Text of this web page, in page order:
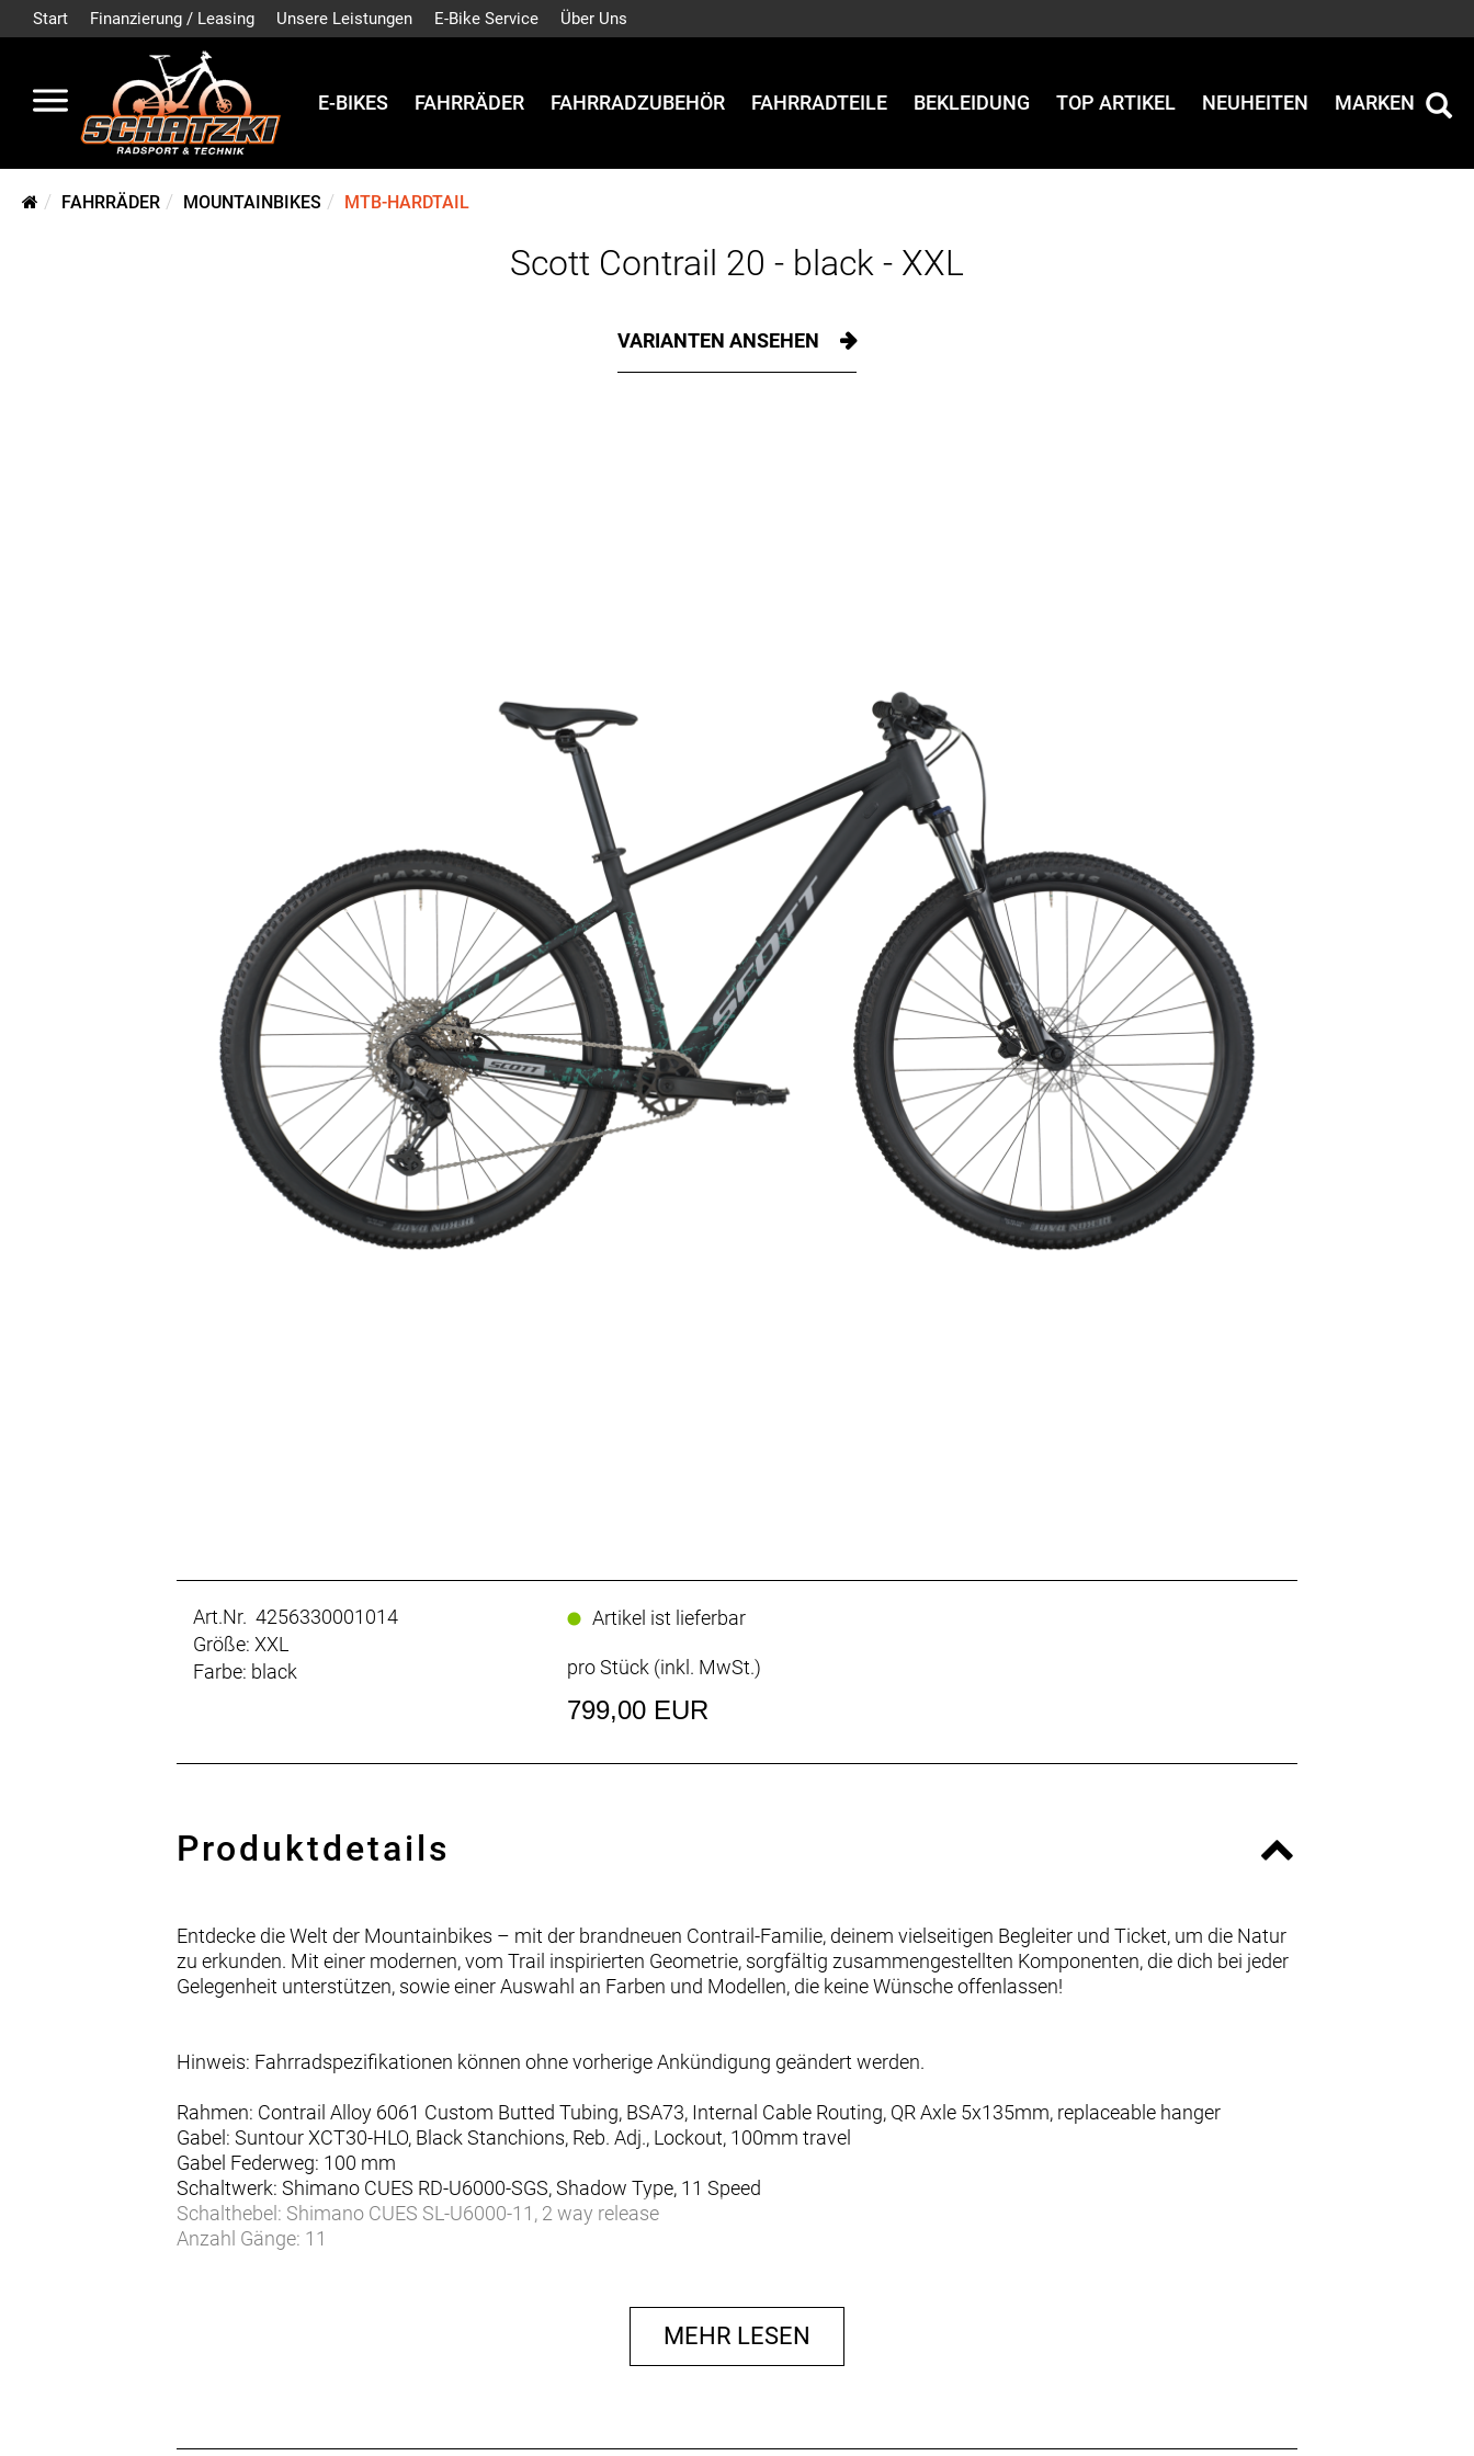
Start Finanzierung / Leasing Unsere Leistungen E-Bike Service Über Uns
E-BIKES FAHRRÄDER FAHRRADZUBEHÖR FAHRRADTEILE BEKLEIDUNG TOP ARTIKEL NEUHEITEN MARKEN
FAHRRÄDER MOUNTAINBIKES MTB-HARDTAIL
Scott Contrail 20 - black - XXL
VARIANTEN ANSEHEN
Art.Nr. 4256330001014
Größe: XXL
Farbe: black
Artikel ist lieferbar
pro Stück (inkl. MwSt.)
799,00 EUR
Produktdetails
Entdecke die Welt der Mountainbikes – mit der brandneuen Contrail-Familie, deinem vielseitigen Begleiter und Ticket, um die Natur
zu erkunden. Mit einer modernen, vom Trail inspirierten Geometrie, sorgfältig zusammengestellten Komponenten, die dich bei jeder
Gelegenheit unterstützen, sowie einer Auswahl an Farben und Modellen, die keine Wünsche offenlassen!
Hinweis: Fahrradspezifikationen können ohne vorherige Ankündigung geändert werden.
Rahmen: Contrail Alloy 6061 Custom Butted Tubing, BSA73, Internal Cable Routing, QR Axle 5x135mm, replaceable hanger
Gabel: Suntour XCT30-HLO, Black Stanchions, Reb. Adj., Lockout, 100mm travel
Gabel Federweg: 100 mm
Schaltwerk: Shimano CUES RD-U6000-SGS, Shadow Type, 11 Speed
Schalthebel: Shimano CUES SL-U6000-11, 2 way release
Anzahl Gänge: 11
MEHR LESEN